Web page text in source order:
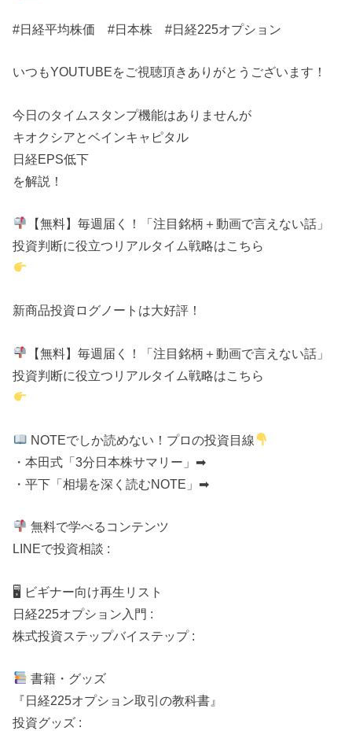
#日経平均株価 #日本株 #日経225オプション
いつもYOUTUBEをご視聴頂きありがとうございます！
今日のタイムスタンプ機能はありませんが
キオクシアとベインキャピタル
日経EPS低下
を解説！
【無料】毎週届く！「注目銘柄＋動画で言えない話」
投資判断に役立つリアルタイム戦略はこちら
新商品投資ログノートは大好評！
【無料】毎週届く！「注目銘柄＋動画で言えない話」
投資判断に役立つリアルタイム戦略はこちら
NOTEでしか読めない！プロの投資目線
・本田式「3分日本株サマリー」➡
・平下「相場を深く読むNOTE」➡
無料で学べるコンテンツ
LINEで投資相談 :
🖥 ビギナー向け再生リスト
日経225オプション入門 :
株式投資ステップバイステップ :
書籍・グッズ
『日経225オプション取引の教科書』
投資グッズ :